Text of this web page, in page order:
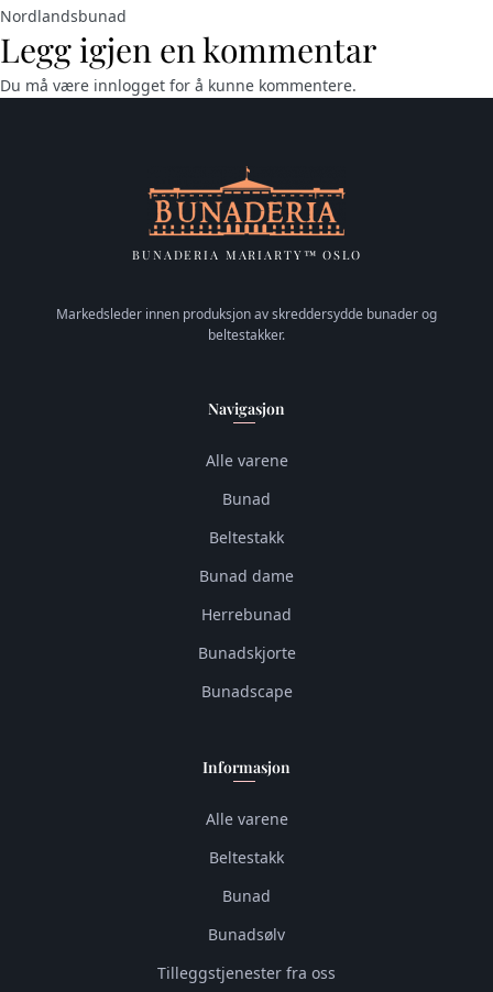
Nordlandsbunad
Legg igjen en kommentar
Du må være innlogget for å kunne kommentere.
BUNADERIA MARIARTY™ OSLO
Markedsleder innen produksjon av skreddersydde bunader og
beltestakker.
Navigasjon
Alle varene
Bunad
Beltestakk
Bunad dame
Herrebunad
Bunadskjorte
Bunadscape
Informasjon
Alle varene
Beltestakk
Bunad
Bunadsølv
Tilleggstjenester fra oss